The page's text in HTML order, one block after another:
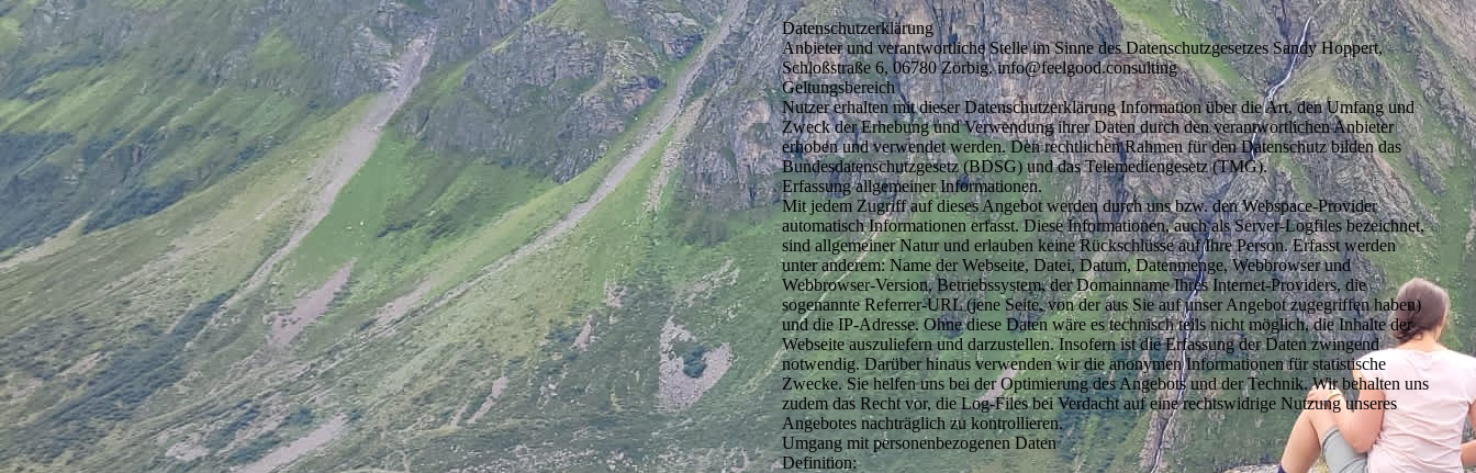
Datenschutzerklärung
Anbieter und verantwortliche Stelle im Sinne des Datenschutzgesetzes Sandy Hoppert,
Schloßstraße 6, 06780 Zörbig. info@feelgood.consulting
Geltungsbereich
Nutzer erhalten mit dieser Datenschutzerklärung Information über die Art, den Umfang und
Zweck der Erhebung und Verwendung ihrer Daten durch den verantwortlichen Anbieter
erhoben und verwendet werden. Den rechtlichen Rahmen für den Datenschutz bilden das
Bundesdatenschutzgesetz (BDSG) und das Telemediengesetz (TMG).
Erfassung allgemeiner Informationen.
Mit jedem Zugriff auf dieses Angebot werden durch uns bzw. den Webspace-Provider
automatisch Informationen erfasst. Diese Informationen, auch als Server-Logfiles bezeichnet,
sind allgemeiner Natur und erlauben keine Rückschlüsse auf Ihre Person. Erfasst werden
unter anderem: Name der Webseite, Datei, Datum, Datenmenge, Webbrowser und
Webbrowser-Version, Betriebssystem, der Domainname Ihres Internet-Providers, die
sogenannte Referrer-URL (jene Seite, von der aus Sie auf unser Angebot zugegriffen haben)
und die IP-Adresse. Ohne diese Daten wäre es technisch teils nicht möglich, die Inhalte der
Webseite auszuliefern und darzustellen. Insofern ist die Erfassung der Daten zwingend
notwendig. Darüber hinaus verwenden wir die anonymen Informationen für statistische
Zwecke. Sie helfen uns bei der Optimierung des Angebots und der Technik. Wir behalten uns
zudem das Recht vor, die Log-Files bei Verdacht auf eine rechtswidrige Nutzung unseres
Angebotes nachträglich zu kontrollieren.
Umgang mit personenbezogenen Daten
Definition: